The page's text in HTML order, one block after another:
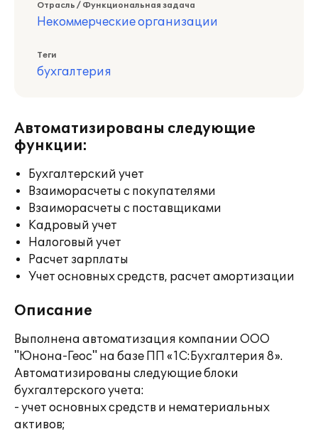
Отрасль / Функциональная задача
Некоммерческие организации
Теги
бухгалтерия
Автоматизированы следующие
функции:
Бухгалтерский учет
Взаиморасчеты с покупателями
Взаиморасчеты с поставщиками
Кадровый учет
Налоговый учет
Расчет зарплаты
Учет основных средств, расчет амортизации
Описание
Выполнена автоматизация компании ООО
"Юнона-Геос" на базе ПП «1С:Бухгалтерия 8».
Автоматизированы следующие блоки
бухгалтерского учета:
- учет основных средств и нематериальных
активов;